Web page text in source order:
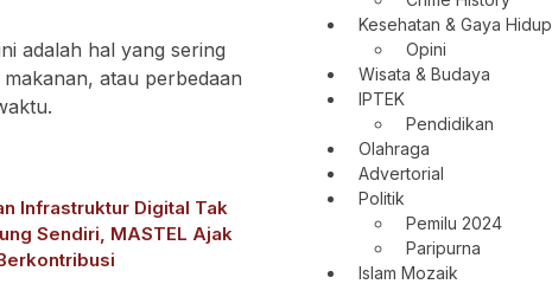
adalah hal yang sering
atau perbedaan
Infrastruktur Digital Tak
Sendiri, MASTEL Ajak
Kesehatan & Gaya Hidup
Opini
Wisata & Budaya
IPTEK
Pendidikan
Olahraga
Advertorial
Politik
Pemilu 2024
Paripurna
Islam Mozaik